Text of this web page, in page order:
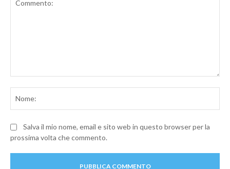
Salva il mio nome, email e sito web in questo browser per la
prossima volta che commento.